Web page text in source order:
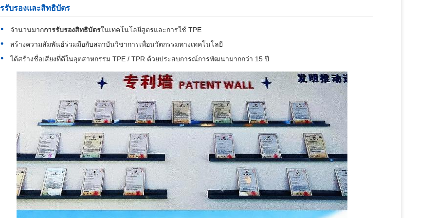
รับรองและสิทธิบัตร
จํานวนมากการรับรองสิทธิบัตรในเทคโนโลยีสูตรและการใช้ TPE
สร้างความสัมพันธ์ร่วมมือกับสถาบันวิชาการเพื่อนวัตกรรมทางเทคโนโลยี
ได้สร้างชื่อเสียงที่ดีในอุตสาหกรรม TPE / TPR ด้วยประสบการณ์การพัฒนามากกว่า 15 ปี